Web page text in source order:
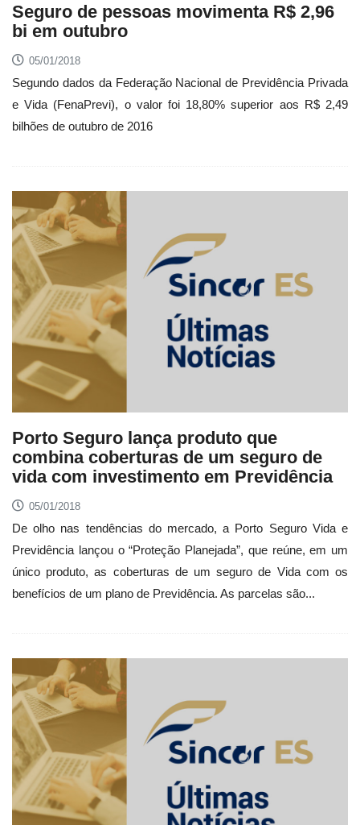
Seguro de pessoas movimenta R$ 2,96
bi em outubro
05/01/2018
Segundo dados da Federação Nacional de Previdência Privada
e Vida (FenaPrevi), o valor foi 18,80% superior aos R$ 2,49
bilhões de outubro de 2016
Porto Seguro lança produto que
combina coberturas de um seguro de
vida com investimento em Previdência
05/01/2018
De olho nas tendências do mercado, a Porto Seguro Vida e
Previdência lançou o “Proteção Planejada”, que reúne, em um
único produto, as coberturas de um seguro de Vida com os
benefícios de um plano de Previdência. As parcelas são...